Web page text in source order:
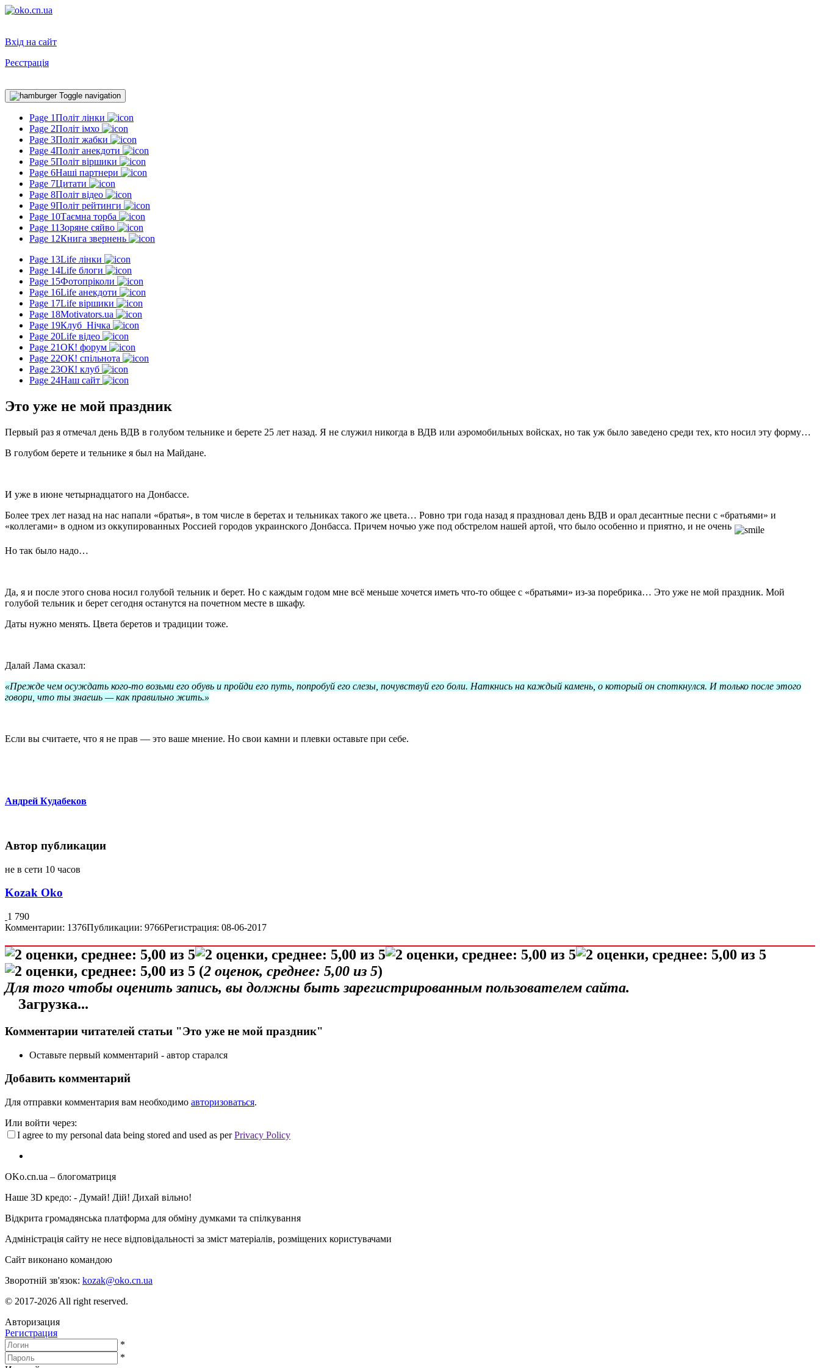
Вхід на сайт
Реєстрація
Toggle navigation
Page 1Політ лінки
Page 2Політ імхо
Page 3Політ жабки
Page 4Політ анекдоти
Page 5Політ віршики
Page 6Наші партнери
Page 7Цитати
Page 8Політ відео
Page 9Політ рейтинги
Page 10Таємна торба
Page 11Зоряне сяйво
Page 12Книга звернень
Page 13Life лінки
Page 14Life блоги
Page 15Фотопріколи
Page 16Life анекдоти
Page 17Life віршики
Page 18Motivators.ua
Page 19Клуб_Нічка
Page 20Life відео
Page 21ОК! форум
Page 22ОК! спільнота
Page 23ОК! клуб
Page 24Наш сайт
Это уже не мой праздник
Первый раз я отмечал день ВДВ в голубом тельнике и берете 25 лет назад. Я не служил никогда в ВДВ или аэромобильных войсках, но так уж было заведено среди тех, кто носил эту форму…
В голубом берете и тельнике я был на Майдане.
И уже в июне четырнадцатого на Донбассе.
Более трех лет назад на нас напали «братья», в том числе в беретах и тельниках такого же цвета… Ровно три года назад я праздновал день ВДВ и орал десантные песни с «братьями» и
«коллегами» в одном из оккупированных Россией городов украинского Донбасса. Причем ночью уже под обстрелом нашей артой, что было особенно и приятно, и не очень
Но так было надо…
Да, я и после этого снова носил голубой тельник и берет. Но с каждым годом мне всё меньше хочется иметь что-то общее с «братьями» из-за поребрика… Это уже не мой праздник. Мой
голубой тельник и берет сегодня останутся на почетном месте в шкафу.
Даты нужно менять. Цвета беретов и традиции тоже.
Далай Лама сказал:
«Прежде чем осуждать кого-то возьми его обувь и пройди его путь, попробуй его слезы, почувствуй его боли. Наткнись на каждый камень, о который он споткнулся. И только после этого
говори, что ты знаешь — как правильно жить.»
Если вы считаете, что я не прав — это ваше мнение. Но свои камни и плевки оставьте при себе.
Андрей Кудабеков
Автор публикации
не в сети 10 часов
Kozak Oko
1 790
Комментарии: 1376Публикации: 9766Регистрация: 08-06-2017
(2 оценок, среднее: 5,00 из 5)
Для того чтобы оценить запись, вы должны быть зарегистрированным пользователем сайта.
Загрузка...
Комментарии читателей статьи "Это уже не мой праздник"
Оставьте первый комментарий - автор старался
Добавить комментарий
Для отправки комментария вам необходимо авторизоваться.
Или войти через:
I agree to my personal data being stored and used as perPrivacy Policy
OKo.cn.ua – блогоматриця
Наше 3D кредо: - Думай! Дій! Дихай вільно!
Відкрита громадянська платформа для обміну думками та спілкування
Адміністрація сайту не несе відповідальності за зміст матеріалів, розміщених користувачами
Сайт виконано командою
Зворотній зв'язок: kozak@oko.cn.ua
© 2017-2026 All right reserved.
Авторизация
Регистрация
*
*